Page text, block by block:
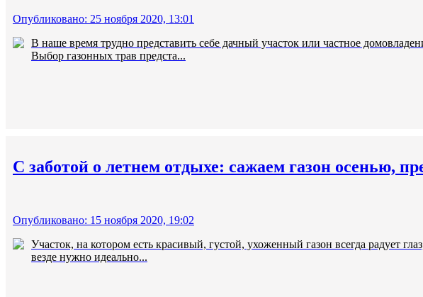
Опубликовано: 25 ноября 2020, 13:01
В наше время трудно представить себе дачный участок или частное
Выбор газонных трав предста...
С заботой о летнем отдыхе: сажаем газон осенью,
Опубликовано: 15 ноября 2020, 19:02
Участок, на котором есть красивый, густой, ухоженный газон всегда радует
везде нужно идеально...